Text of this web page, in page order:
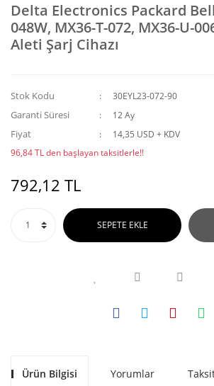
Delta Electronics Packard
048W, MX36-T-072, MX36-U-
Aleti Şarj Cihazı
Stok Kodu 30EYL23-072-90
Garanti Süresi 12 Ay
Fiyat
14,35 USD + KDV
96,84 TL den başlayan taksitlerle!!
792,12 TL
SEPETE EKLE
Ürün Bilgisi Yorumlar